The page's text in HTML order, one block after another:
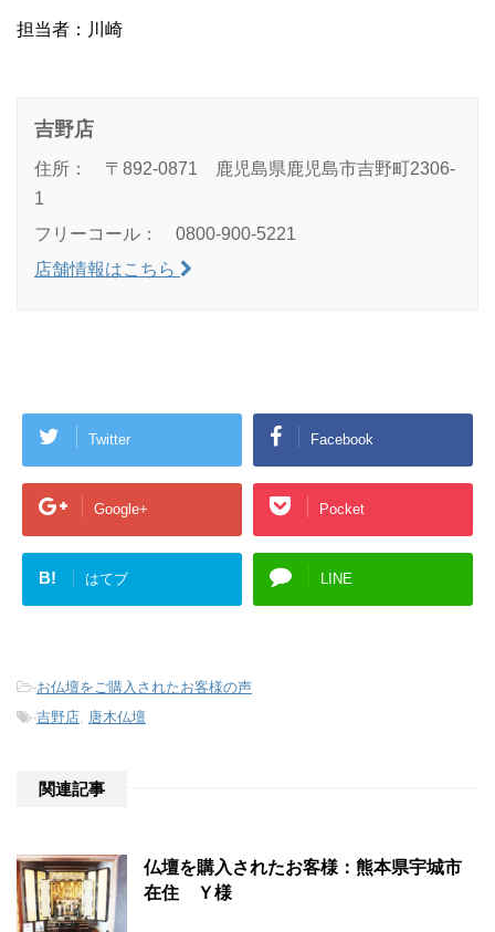
担当者：川崎
吉野店
住所： 〒892-0871 鹿児島県鹿児島市吉野町2306-
1
フリーコール： 0800-900-5221
店舗情報はこちら
Twitter Facebook
Google+ Pocket
B! はてブ LINE
-お仏壇をご購入されたお客様の声
-吉野店 唐木仏壇
関連記事
仏壇を購入されたお客様：熊本県宇城市
在住 Ｙ様